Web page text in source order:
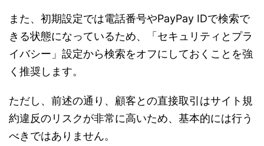
また、初期設定では電話番号やPayPay IDで検索で
きる状態になっているため、「セキュリティとプラ
イバシー」設定から検索をオフにしておくことを強
く推奨します。
ただし、前述の通り、顧客との直接取引はサイト規
約違反のリスクが非常に高いため、基本的には行う
べきではありません。